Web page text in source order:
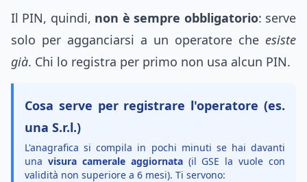
Il PIN, quindi, non è sempre obbligatorio: serve
solo per agganciarsi a un operatore che esiste
già. Chi lo registra per primo non usa alcun PIN.
Cosa serve per registrare l'operatore (es.
una S.r.l.)
L'anagrafica si compila in pochi minuti se hai davanti
una visura camerale aggiornata(il GSE la vuole con
validità non superiore a 6 mesi). Ti servono: